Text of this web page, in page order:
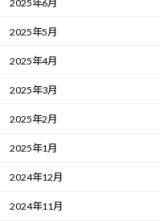
2025年6月
2025年5月
2025年4月
2025年3月
2025年2月
2025年1月
2024年12月
2024年11月